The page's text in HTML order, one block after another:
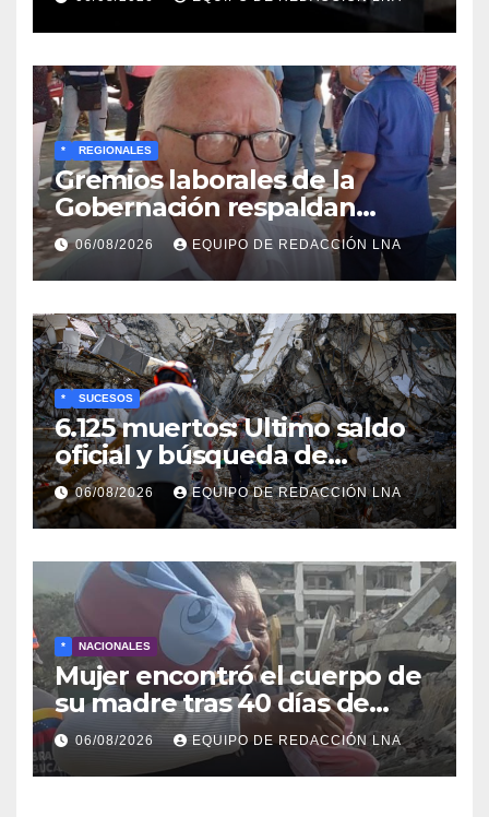
* REGIONALES
Gremios laborales de la
Gobernación respaldan
propuesta de Bono
Recreativo de 100 dólares
para jubilados, pensionados y
activos
06/08/2026 EQUIPO DE REDACCIÓN LNA
* SUCESOS
6.125 muertos: Ultimo saldo
oficial y búsqueda de
cadáveres continúa entre los
escombros
06/08/2026 EQUIPO DE REDACCIÓN LNA
* NACIONALES
Mujer encontró el cuerpo de
su madre tras 40 días de
búsqueda en Tanaguarena
06/08/2026 EQUIPO DE REDACCIÓN LNA